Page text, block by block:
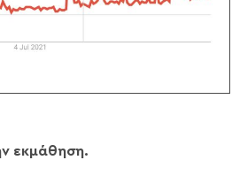
εκμάθηση.